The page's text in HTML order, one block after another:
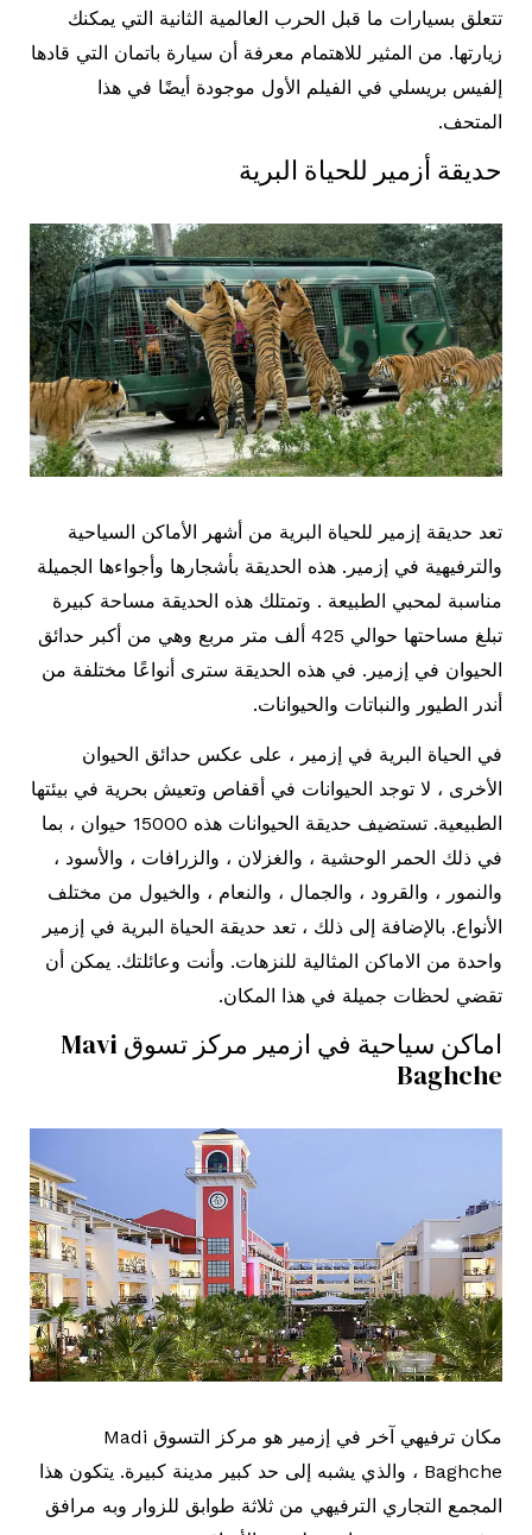
تتعلق بسيارات ما قبل الحرب العالمية الثانية التي يمكنك
زيارتها. من المثير للاهتمام معرفة أن سيارة باتمان التي قادها
إلفيس بريسلي في الفيلم الأول موجودة أيضًا في هذا
المتحف.
حديقة أزمير للحياة البرية
تعد حديقة إزمير للحياة البرية من أشهر الأماكن السياحية
والترفيهية في إزمير. هذه الحديقة بأشجارها وأجواءها الجميلة
مناسبة لمحبي الطبيعة . وتمتلك هذه الحديقة مساحة كبيرة
تبلغ مساحتها حوالي 425 ألف متر مربع وهي من أكبر حدائق
الحيوان في إزمير. في هذه الحديقة سترى أنواعًا مختلفة من
أندر الطيور والنباتات والحيوانات.
في الحياة البرية في إزمير ، على عكس حدائق الحيوان
الأخرى ، لا توجد الحيوانات في أقفاص وتعيش بحرية في بيئتها
الطبيعية. تستضيف حديقة الحيوانات هذه 15000 حيوان ، بما
في ذلك الحمر الوحشية ، والغزلان ، والزرافات ، والأسود ،
والنمور ، والقرود ، والجمال ، والنعام ، والخيول من مختلف
الأنواع. بالإضافة إلى ذلك ، تعد حديقة الحياة البرية في إزمير
واحدة من الاماكن المثالية للنزهات. وأنت وعائلتك. يمكن أن
تقضي لحظات جميلة في هذا المكان.
اماكن سياحية في ازمير مركز تسوق Mavi
Baghche
مكان ترفيهي آخر في إزمير هو مركز التسوق Madi
Baghche ، والذي يشبه إلى حد كبير مدينة كبيرة. يتكون هذا
المجمع التجاري الترفيهي من ثلاثة طوابق للزوار وبه مرافق